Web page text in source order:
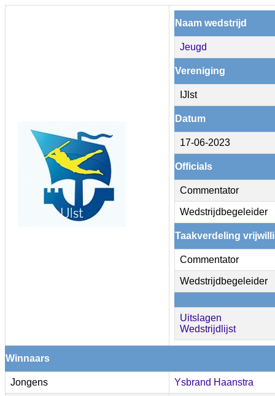
Naam wedstrijd
Jeugd
Vereniging
IJlst
Datum
17-06-2023
Officials
Commentator
Wedstrijdbegeleider
Taakverdeling
Commentator
Wedstrijdbegeleider
Uitslagen
Wedstrijdlijst
Winnaars
Jongens Ysbrand Haanstra